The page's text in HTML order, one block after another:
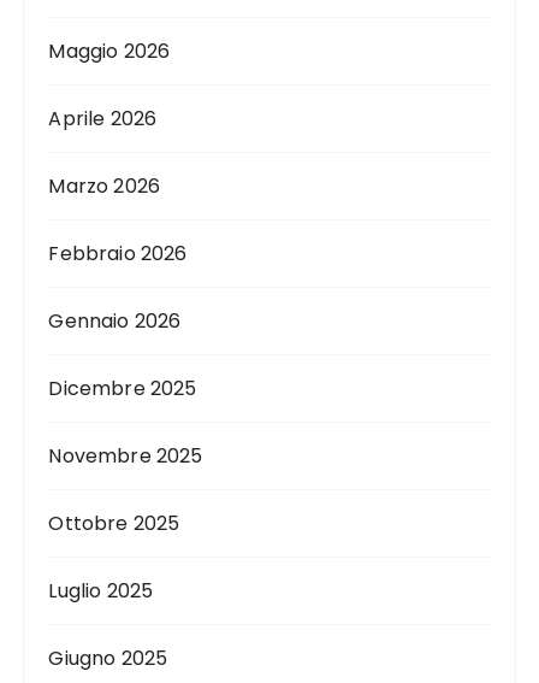
Maggio 2026
Aprile 2026
Marzo 2026
Febbraio 2026
Gennaio 2026
Dicembre 2025
Novembre 2025
Ottobre 2025
Luglio 2025
Giugno 2025